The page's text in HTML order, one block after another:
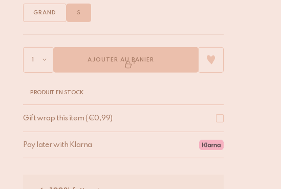
S
GRAND
AJOUTER AU PANIER
PRODUIT EN STOCK
Gift wrap this item ( €0,99)
Pay later with Klarna